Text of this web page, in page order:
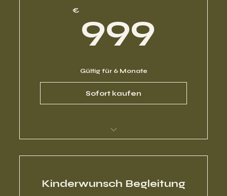
€ 999
Gültig für 6 Monate
Sofort kaufen
Kinderwunsch Begleitung